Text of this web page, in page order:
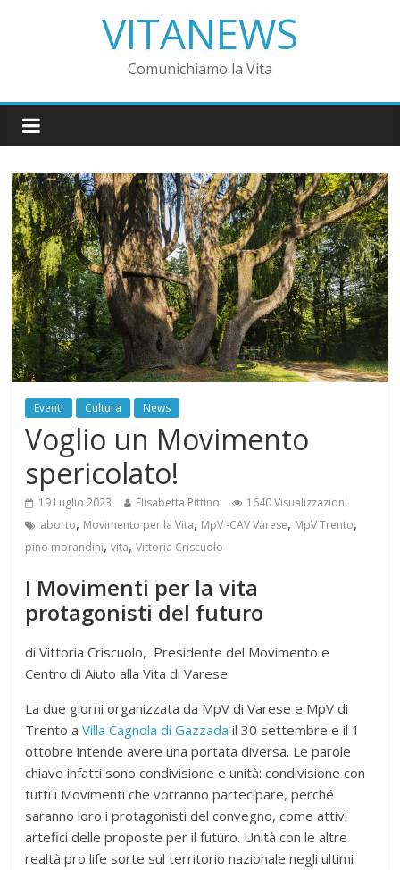
VITANEWS
Comunichiamo la Vita
Eventi Cultura News
Voglio un Movimento
spericolato!
19 Luglio 2023 Elisabetta Pittino
1640 Visualizzazioni
aborto, Movimento per la Vita, MpV -CAV Varese, MpV Trento,
pino morandini,vita,Vittoria Criscuolo
I Movimenti per la vita
protagonisti del futuro
di Vittoria Criscuolo, Presidente del Movimento e
Centro di Aiuto alla Vita di Varese
La due giorni organizzata da MpV di Varese e MpV di
Trento aVilla Cagnola di Gazzada il 30 settembre e il 1
ottobre intende avere una portata diversa. Le parole
chiave infatti sono condivisione e unità: condivisione con
tutti i Movimenti che vorranno partecipare, perché
saranno loro i protagonisti del convegno, come attivi
artefici delle proposte per il futuro. Unità con le altre
realtà pro life sorte sul territorio nazionale negli ultimi